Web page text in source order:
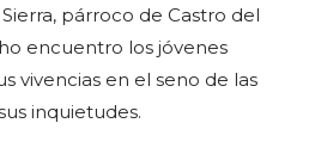
párroco de Castro del
encuentro los jóvenes
vivencias en el seno de las
inquietudes.